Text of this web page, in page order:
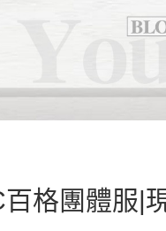
百格團體服|